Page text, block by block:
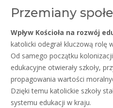
Przemiany
Wpływ Kościoła na rozwój
katolicki odegrał kluczową rolę
Od samego początku
edukacyjne otwierały szkoły,
propagowania wartości
Dzięki temu katolickie szkoły
systemu edukacji w kraju.